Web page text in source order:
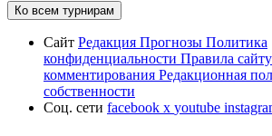
Ко всем турнирам
Сайт Редакция Прогнозы Политика
конфиденциальности Правила сайту
комментирования Редакционная
собственности
Соц. сети facebook x youtube